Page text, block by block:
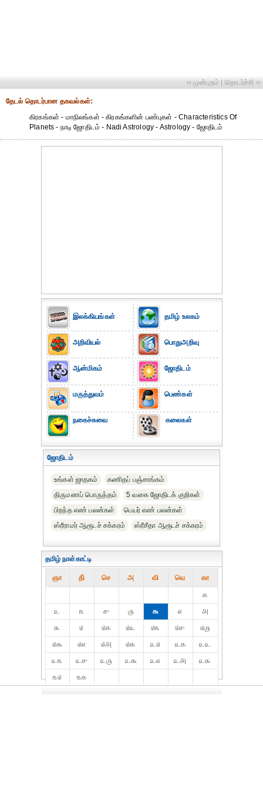
‹‹ முன்புறம் | தொடர்ச்சி ››
தேட‌ல் தொட‌ர்பான தகவ‌ல்க‌ள்:
கிரகங்கள் - மாநிலங்கள் - கிரகங்களின் பண்புகள் - Characteristics Of
Planets - நாடி ஜோதிடம் - Nadi Astrology - Astrology - ஜோதிடம்
இலக்கியங்கள்
அறிவியல்
ஆன்மிகம்
மருத்துவம்
நகைச்சுவை
தமிழ் உலகம்
பொதுஅறிவு
ஜோதிடம்
பெண்கள்
கலைகள்
ஜோதிடம்
உங்கள் ஜாதகம்
கணிதப் பஞ்சாங்கம்
திருமணப் பொருத்தம்
5 வகை ஜோதிடக் குறிகள்
பிறந்த எண் பலன்கள்
பெயர் எண் பலன்கள்
ஸ்ரீராமர் ஆரூடச் சக்கரம்
ஸ்ரீசீதா ஆரூடச் சக்கரம்
தமிழ் நாள்காட்டி
ஞா தி் செ அ வி வெ கா
௧
௨
௩ ௪ ௫ ௬ ௭
௮
௯
௰ ௰௧ ௰௨ ௰௩ ௰௪
௰௫
௰௬
௰௭ ௰௮ ௰௯ ௨௰ ௨௧
௨௨
௨௩
௨௪ ௨௫ ௨௬ ௨௭ ௨௮
௨௯
௩௰
௩௧